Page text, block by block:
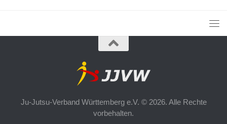
Ju-Jutsu-Verband Württemberg e.V. © 2026. Alle Rechte
vorbehalten.